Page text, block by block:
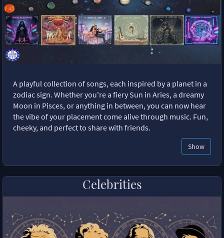
A playful collection of songs, each inspired by a planet in a
zodiac sign. Whether you're a fiery Sun in Aries, a dreamy
Moon in Pisces, or anything in between, you can now hear
the vibe of your placement come alive through music. Fun,
cheeky, and perfect to share with friends.
Show
Celebrities